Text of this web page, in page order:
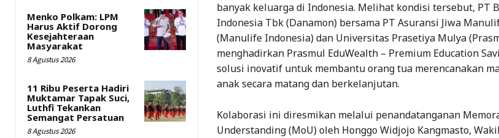
Menko Polkam: LPM
Harus Aktif Dorong
Kesejahteraan
Masyarakat
8 Agustus 2026
11 Ribu Peserta Hadiri
Muktamar Tapak Suci,
Luthfi Tekankan
Semangat Persatuan
8 Agustus 2026
banyak keluarga di Indonesia. Melihat kondisi tersebut, PT
Indonesia Tbk (Danamon) bersama PT Asuransi Jiwa
(Manulife Indonesia) dan Universitas Prasetiya Mulya
menghadirkan Prasmul EduWealth – Premium Education
solusi inovatif untuk membantu orang tua merencanakan
anak secara matang dan berkelanjutan.
Kolaborasi ini diresmikan melalui penandatanganan
Understanding (MoU) oleh Honggo Widjojo Kangmasto,